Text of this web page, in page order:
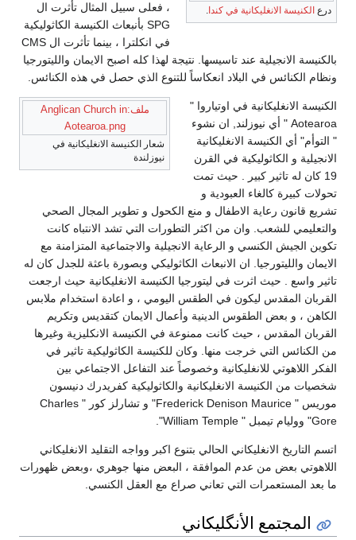
درع الكنيسة الانغليكانية في كندا .
، فعلى سبيل المثال تأثرت ال
SPG بأنبعاث الكنيسة الكاثوليكية
في انكلترا ، بينما تأثرت ال CMS
بالكنيسة الانجيلية عند تاسيسها. نتيجة لهذا كله اصبح الايمان والليتورجيا
ونظام الكنائس في البلاد انعكاساً للتنوع الذي حصل في هذه الكنائس.
ملف:Anglican Church in
Aotearoa.png
شعار الكنيسة الانغليكانية في
نيوزلندة
الكنيسة الانغليكانية في اوتياروا "
Aotearoa " أي نيوزلند, ان نشوء
" التوأم" أي الكنيسة الانغليكانية
الانجيلية و الكاثوليكية في القرن
19 كان له تاثير كبير . حيث تمت
تحولات كبيرة كالغاء العبودية و
تشريع قانون رعاية الاطفال و منع الكحول و تطوير المجال الصحي
والتعليمي للشعب. وان من اكثر التطورات التي تشد الانتباه كانت
تكوين الجيش الكنسي و الرعاية الانجيلية والاجتماعية المتزامنة مع
الايمان والليتورجيا. ان الانبعاث الكاثوليكي وبصورة باعثة للجدل كان له
تاثير واسع . حيث اثرت في ليتورجيا الكنيسة الانغليكانية حيث ارجعت
القربان المقدس ليكون في الطقس اليومي ، و اعادة استخدام ملابس
الكاهن ، و بعض الطقوس الدينية وأعمال الايمان كتقديس وتكريم
القربان المقدس ، حيث كانت ممنوعة في الكنيسة الانكليزية وغيرها
من الكنائس التي خرجت منها. وكان للكنيسة الكاثوليكية تاثير في
الفكر اللاهوتي للانغليكانية وخصوصاً عند التفاعل الاجتماعي بين
شخصيات من الكنيسة الانغليكانية والكاثوليكية كفريدرك دنيسون
موريس " Frederick Denison Maurice" و تشارلز كور " Charles
Gore" ووليام تيمبل " William Temple".
اتسم التاريخ الانغليكاني الحالي بتنوع اكبر وواجه التقليد الانغليكاني
اللاهوتي بعض من عدم الموافقة ، البعض منها جوهري ،وبعض ظهورات
ما بعد المستعمرات التي تعاني صراع مع العقل الكنسي.
المجتمع الأنگليكاني